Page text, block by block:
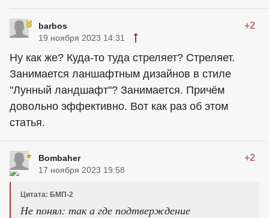
barbos +2
19 ноября 2023 14:31
Ну как же? Куда-то туда стреляет? Стреляет.
Занимается ланшафтным дизайнов в стиле
"Лунный ландшафт"? Занимается. Причём
довольно эффективно. Вот как раз об этом
статья.
Bombaher +2
17 ноября 2023 19:58
Цитата: БМП-2
Не понял: так а где подтверждение